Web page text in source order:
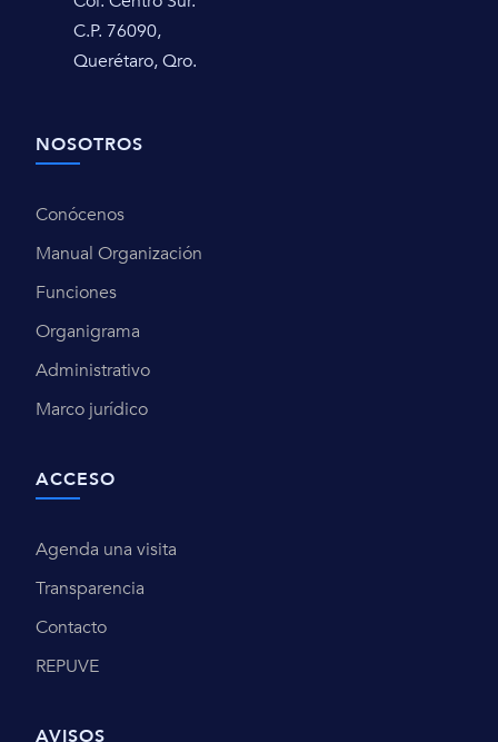
C.P. 76090,
Querétaro, Qro.
NOSOTROS
Conócenos
Manual Organización
Funciones
Organigrama
Administrativo
Marco jurídico
ACCESO
Agenda una visita
Transparencia
Contacto
REPUVE
AVISOS